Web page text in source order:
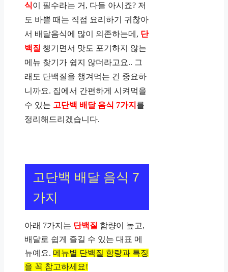
식이 필수라는 거, 다들 아시죠? 저
도 바쁠 때는 직접 요리하기 귀찮아
서 배달음식에 많이 의존하는데, 단
백질 챙기면서 맛도 포기하지 않는
메뉴 찾기가 쉽지 않더라고요.. 그
래도 단백질을 챙겨먹는 건 중요하
니까요. 집에서 간편하게 시켜먹을
수 있는 고단백 배달 음식 7가지 를
정리해드리겠습니다.
고단백 배달 음식 7
가지
아래 7가지는 단백질 함량이 높고,
배달로 쉽게 즐길 수 있는 대표 메
뉴예요. 메뉴별 단백질 함량과 특징
을 꼭 참고하세요!